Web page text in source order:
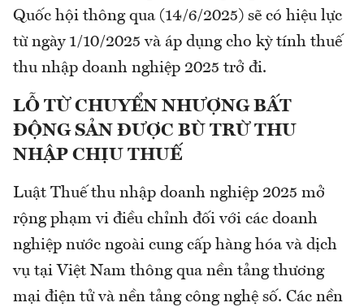
Quốc hội thông qua (14/6/2025) sẽ có hiệu lực
từ ngày 1/10/2025 và áp dụng cho kỳ tính thuế
thu nhập doanh nghiệp 2025 trở đi.
LỖ TỪ CHUYỂN NHƯỢNG BẤT
ĐỘNG SẢN ĐƯỢC BÙ TRỪ THU
NHẬP CHỊU THUẾ
Luật Thuế thu nhập doanh nghiệp 2025 mở
rộng phạm vi điều chỉnh đối với các doanh
nghiệp nước ngoài cung cấp hàng hóa và dịch
vụ tại Việt Nam thông qua nền tảng thương
mại điện tử và nền tảng công nghệ số. Các nền